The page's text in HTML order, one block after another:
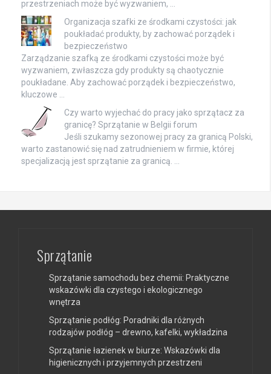
przestrzeniach może być wyzwaniem, …
Organizacja szafki ze środkami czystości: jak
poukładać produkty, by zachować porządek i
bezpieczeństwo
Zarządzanie szafką ze środkami czystości może być
wyzwaniem, zwłaszcza gdy produkty są chaotycznie
poukładane. Aby zachować porządek i bezpieczeństwo,
kluczowe …
Czy warto wyjechać do pracy jako sprzątacz za
granicę? Sprzątanie w Belgii forum
Jeśli szukamy sezonowej pracy za granicą Polski,
warto zastanowić się nad zatrudnieniem w firmie, której
specjalizacją jest sprzątanie za granicą. …
Sprzątanie
Sprzątanie samochodu bez chemii: Praktyczne
wskazówki dla czystego i ekologicznego
wnętrza
Sprzątanie podłóg: Poradniki dla różnych
rodzajów podłóg – drewno, kafelki, wykładzina
Sprzątanie łazienek w biurze: Wskazówki dla
higienicznych i przyjemnych przestrzeni